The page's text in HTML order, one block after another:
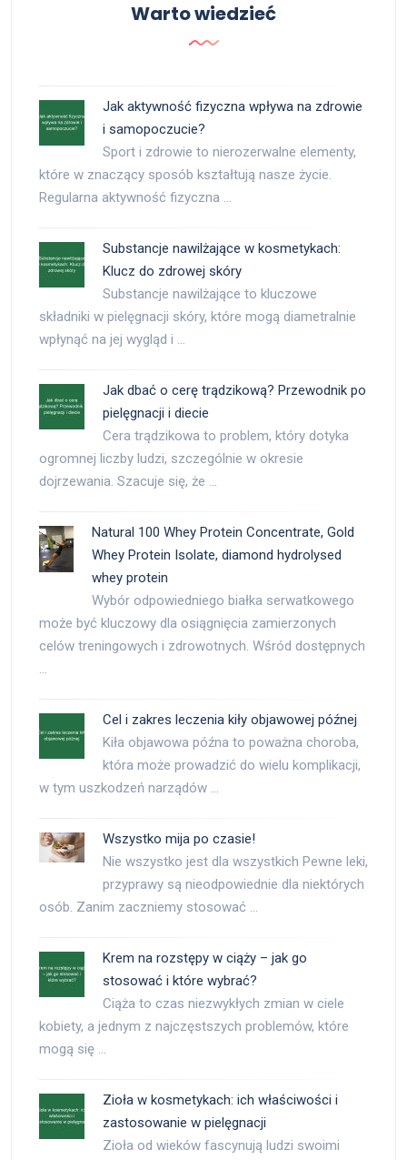
Warto wiedzieć
Jak aktywność fizyczna wpływa na zdrowie
i samopoczucie?
Sport i zdrowie to nierozerwalne elementy,
które w znaczący sposób kształtują nasze życie.
Regularna aktywność fizyczna …
Substancje nawilżające w kosmetykach:
Klucz do zdrowej skóry
Substancje nawilżające to kluczowe
składniki w pielęgnacji skóry, które mogą diametralnie
wpłynąć na jej wygląd i …
Jak dbać o cerę trądzikową? Przewodnik po
pielęgnacji i diecie
Cera trądzikowa to problem, który dotyka
ogromnej liczby ludzi, szczególnie w okresie
dojrzewania. Szacuje się, że …
Natural 100 Whey Protein Concentrate, Gold
Whey Protein Isolate, diamond hydrolysed
whey protein
Wybór odpowiedniego białka serwatkowego
może być kluczowy dla osiągnięcia zamierzonych
celów treningowych i zdrowotnych. Wśród dostępnych
…
Cel i zakres leczenia kiły objawowej późnej
Kiła objawowa późna to poważna choroba,
która może prowadzić do wielu komplikacji,
w tym uszkodzeń narządów …
Wszystko mija po czasie!
Nie wszystko jest dla wszystkich Pewne leki,
przyprawy są nieodpowiednie dla niektórych
osób. Zanim zaczniemy stosować …
Krem na rozstępy w ciąży – jak go
stosować i które wybrać?
Ciąża to czas niezwykłych zmian w ciele
kobiety, a jednym z najczęstszych problemów, które
mogą się …
Zioła w kosmetykach: ich właściwości i
zastosowanie w pielęgnacji
Zioła od wieków fascynują ludzi swoimi